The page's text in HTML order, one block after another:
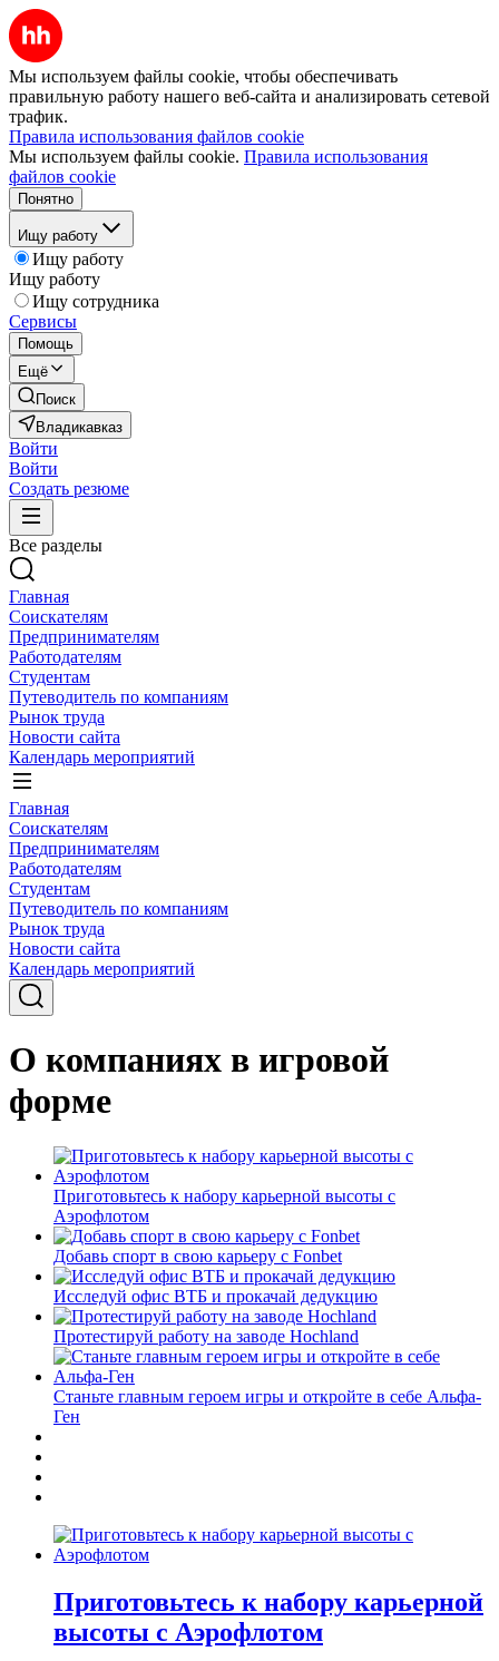
Мы используем файлы cookie, чтобы обеспечивать
правильную работу нашего веб-сайта и анализировать сетевой
трафик.
Правила использования файлов cookie
Мы используем файлы cookie. Правила использования
файлов cookie
Понятно
Ищу работу
Ищу работу
Ищу работу
Ищу сотрудника
Сервисы
Помощь
Ещё
Поиск
Владикавказ
Войти
Войти
Создать резюме
Все разделы
Главная
Соискателям
Предпринимателям
Работодателям
Студентам
Путеводитель по компаниям
Рынок труда
Новости сайта
Календарь мероприятий
Главная
Соискателям
Предпринимателям
Работодателям
Студентам
Путеводитель по компаниям
Рынок труда
Новости сайта
Календарь мероприятий
О компаниях в игровой
форме
Приготовьтесь к набору карьерной высоты с
Аэрофлотом
Добавь спорт в свою карьеру с Fonbet
Исследуй офис ВТБ и прокачай дедукцию
Протестируй работу на заводе Hochland
Станьте главным героем игры и откройте в себе Альфа-
Ген
Приготовьтесь к набору карьерной
высоты с Аэрофлотом